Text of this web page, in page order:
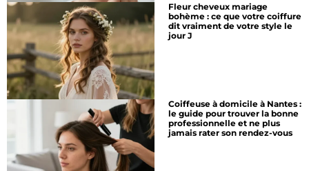
Fleur cheveux mariage
bohème : ce que votre coiffure
dit vraiment de votre style le
jour J
Coiffeuse à domicile à Nantes :
le guide pour trouver la bonne
professionnelle et ne plus
jamais rater son rendez-vous